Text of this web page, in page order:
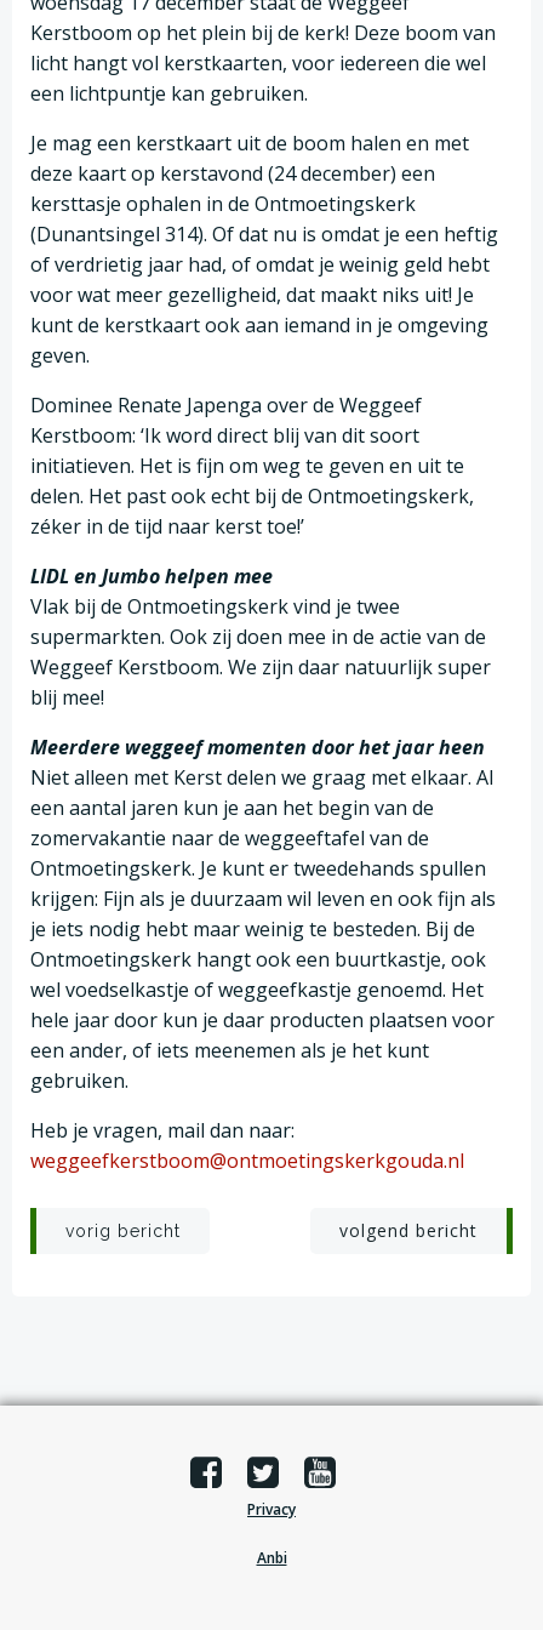
Kerstboom op het plein bij de kerk! Deze boom van
licht hangt vol kerstkaarten, voor iedereen die wel
een lichtpuntje kan gebruiken.
Je mag een kerstkaart uit de boom halen en met
deze kaart op kerstavond (24 december) een
kersttasje ophalen in de Ontmoetingskerk
(Dunantsingel 314). Of dat nu is omdat je een heftig
of verdrietig jaar had, of omdat je weinig geld hebt
voor wat meer gezelligheid, dat maakt niks uit! Je
kunt de kerstkaart ook aan iemand in je omgeving
geven.
Dominee Renate Japenga over de Weggeef
Kerstboom: ‘Ik word direct blij van dit soort
initiatieven. Het is fijn om weg te geven en uit te
delen. Het past ook echt bij de Ontmoetingskerk,
zéker in de tijd naar kerst toe!’
LIDL en Jumbo helpen mee
Vlak bij de Ontmoetingskerk vind je twee
supermarkten. Ook zij doen mee in de actie van de
Weggeef Kerstboom. We zijn daar natuurlijk super
blij mee!
Meerdere weggeef momenten door het jaar heen
Niet alleen met Kerst delen we graag met elkaar. Al
een aantal jaren kun je aan het begin van de
zomervakantie naar de weggeeftafel van de
Ontmoetingskerk. Je kunt er tweedehands spullen
krijgen: Fijn als je duurzaam wil leven en ook fijn als
je iets nodig hebt maar weinig te besteden. Bij de
Ontmoetingskerk hangt ook een buurtkastje, ook
wel voedselkastje of weggeefkastje genoemd. Het
hele jaar door kun je daar producten plaatsen voor
een ander, of iets meenemen als je het kunt
gebruiken.
Heb je vragen, mail dan naar:
weggeefkerstboom@ontmoetingskerkgouda.nl
Post
vorig bericht
Postvolgend bericht
Privacy
Anbi